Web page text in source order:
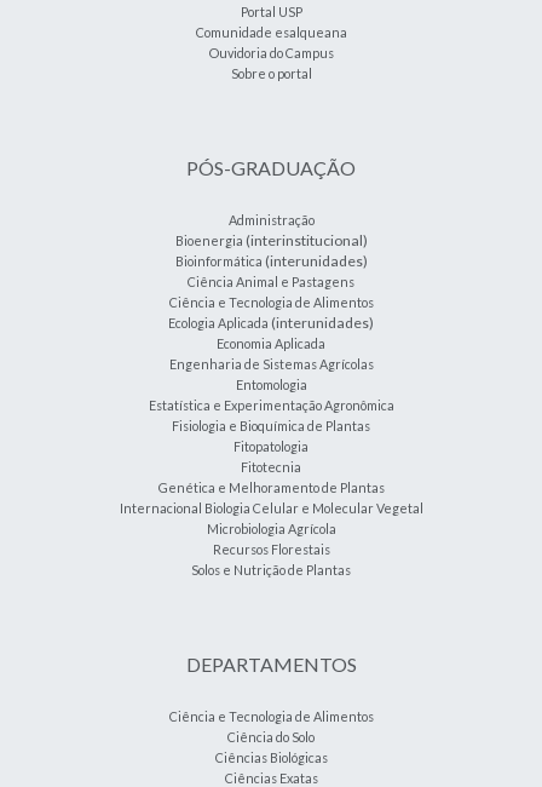
Portal USP
Comunidade esalqueana
Ouvidoria do Campus
Sobre o portal
PÓS-GRADUAÇÃO
Administração
Bioenergia (interinstitucional)
Bioinformática (interunidades)
Ciência Animal e Pastagens
Ciência e Tecnologia de Alimentos
Ecologia Aplicada (interunidades)
Economia Aplicada
Engenharia de Sistemas Agrícolas
Entomologia
Estatística e Experimentação Agronômica
Fisiologia e Bioquímica de Plantas
Fitopatologia
Fitotecnia
Genética e Melhoramento de Plantas
Internacional Biologia Celular e Molecular Vegetal
Microbiologia Agrícola
Recursos Florestais
Solos e Nutrição de Plantas
DEPARTAMENTOS
Ciência e Tecnologia de Alimentos
Ciência do Solo
Ciências Biológicas
Ciências Exatas